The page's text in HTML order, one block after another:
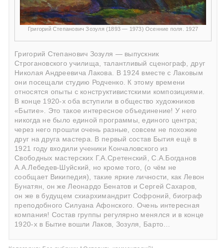
Григорий Степанович Зозуля (1893 — 1973) Осенние поля. 1927
Григорий Степанович Зозуля — выпускник
Строгановского училища, талантливый сценограф, друг
Николая Андреевича Лакова. В 1924 вместе с Лаковым
они посещали студию Родченко. К этому времени
относятся опыты с конструктивистскими композициями.
В конце 1920-х оба вступили в общество художников
«Бытие». Это такое интересное объединение! У него
никогда не было единой программы, единого центра;
через него прошли очень разные, совсем не похожие
друг на друга мастера. В первый состав Бытия ещё в
1921 году входили ученики Кончаловского из
Свободных мастерских Г.А.Сретенский, С.А.Богданов
А.А.Лебедев-Шуйский, но кроме того, (о чём не
сообщает Википедия), такие яркие личности, как Левон
Бунатян, он же Леонардо Бенатов и Сергей Сахаров,
он же в будущем схиархимандрит Софроний, биограф
преподобного Силуана Афонского. Очень интересная
компания! Состав группы регулярно менялся и в конце
1920-х в Бытие вошли Лаков, Зозуля, Барто…